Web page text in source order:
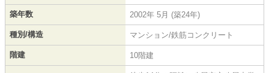
築年数 2002年 5月 (築24年)
種別/構造 マンション/鉄筋コンクリート
階建 10階建